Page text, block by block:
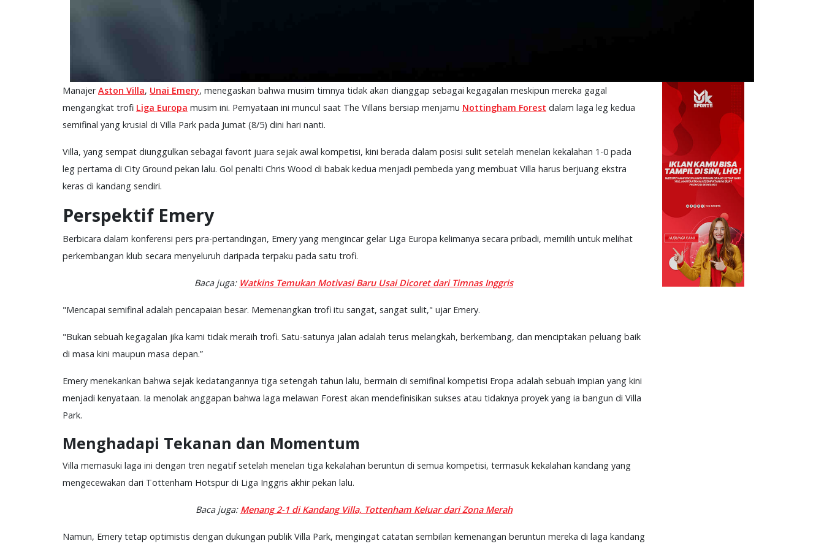
ManajerAston Villa, Unai Emery, menegaskan bahwa musim timnya tidak akan dianggap sebagai kegagalan meskipun mereka gagal
mengangkat trofi Liga Europa musim ini. Pernyataan ini muncul saat The Villans bersiap menjamu Nottingham Forest dalam laga leg kedua
semifinal yang krusial di Villa Park pada Jumat (8/5) dini hari nanti.
Villa, yang sempat diunggulkan sebagai favorit juara sejak awal kompetisi, kini berada dalam posisi sulit setelah menelan kekalahan 1-0 pada
leg pertama di City Ground pekan lalu. Gol penalti Chris Wood di babak kedua menjadi pembeda yang membuat Villa harus berjuang ekstra
keras di kandang sendiri.
Perspektif Emery
Berbicara dalam konferensi pers pra-pertandingan, Emery yang mengincar gelar Liga Europa kelimanya secara pribadi, memilih untuk melihat
perkembangan klub secara menyeluruh daripada terpaku pada satu trofi.
Baca juga: Watkins Temukan Motivasi Baru Usai Dicoret dari Timnas Inggris
"Mencapai semifinal adalah pencapaian besar. Memenangkan trofi itu sangat, sangat sulit," ujar Emery.
"Bukan sebuah kegagalan jika kami tidak meraih trofi. Satu-satunya jalan adalah terus melangkah, berkembang, dan menciptakan peluang baik
di masa kini maupun masa depan.”
Emery menekankan bahwa sejak kedatangannya tiga setengah tahun lalu, bermain di semifinal kompetisi Eropa adalah sebuah impian yang kini
menjadi kenyataan. Ia menolak anggapan bahwa laga melawan Forest akan mendefinisikan sukses atau tidaknya proyek yang ia bangun di Villa
Park.
Menghadapi Tekanan dan Momentum
Villa memasuki laga ini dengan tren negatif setelah menelan tiga kekalahan beruntun di semua kompetisi, termasuk kekalahan kandang yang
mengecewakan dari Tottenham Hotspur di Liga Inggris akhir pekan lalu.
Baca juga: Menang 2-1 di Kandang Villa, Tottenham Keluar dari Zona Merah
Namun, Emery tetap optimistis dengan dukungan publik Villa Park, mengingat catatan sembilan kemenangan beruntun mereka di laga kandang